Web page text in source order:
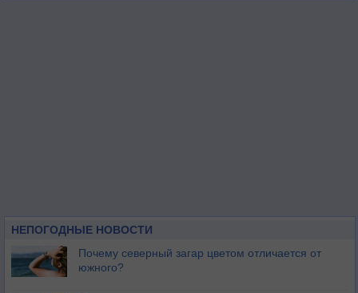
НЕПОГОДНЫЕ НОВОСТИ
Почему северный загар цветом отличается от
южного?